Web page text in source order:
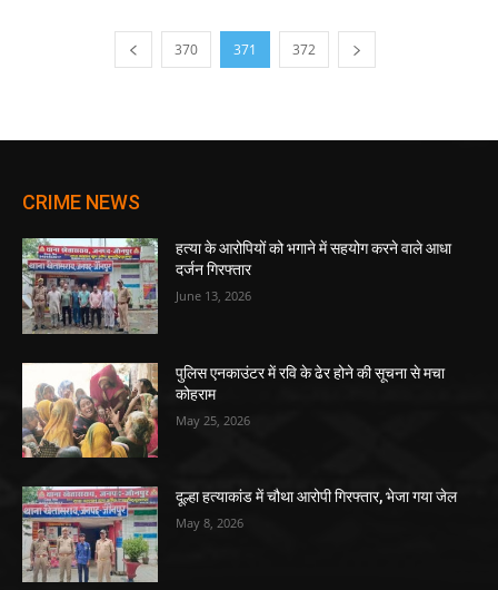
370 371 372
CRIME NEWS
हत्या के आरोपियों को भगाने में सहयोग करने वाले आधा
दर्जन गिरफ्तार
June 13, 2026
पुलिस एनकाउंटर में रवि के ढेर होने की सूचना से मचा
कोहराम
May 25, 2026
दूल्हा हत्याकांड में चौथा आरोपी गिरफ्तार, भेजा गया जेल
May 8, 2026